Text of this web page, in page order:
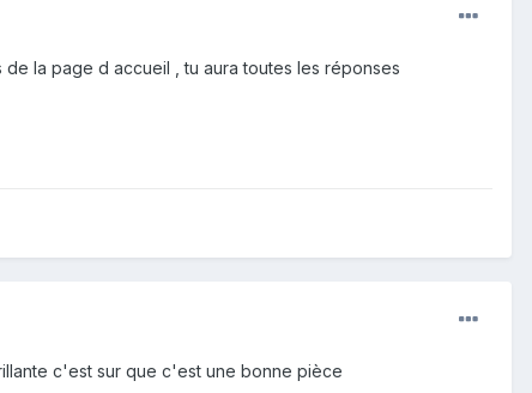
la page d accueil , tu aura toutes les réponses
c'est sur que c'est une bonne pièce